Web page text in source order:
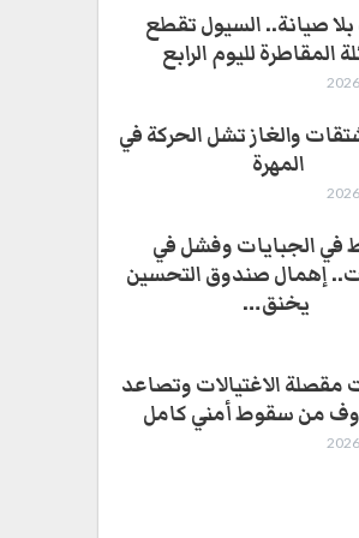
بلا صيانة.. السيول تقطع
المقاطرة لليوم الرابع
والغاز تشل الحركة في
المهرة ​
في الجبايات وفشل في
إهمال صندوق التحسين
يخنق…
مقصلة الاغتيالات وتصاعد
من سقوط أمني كامل